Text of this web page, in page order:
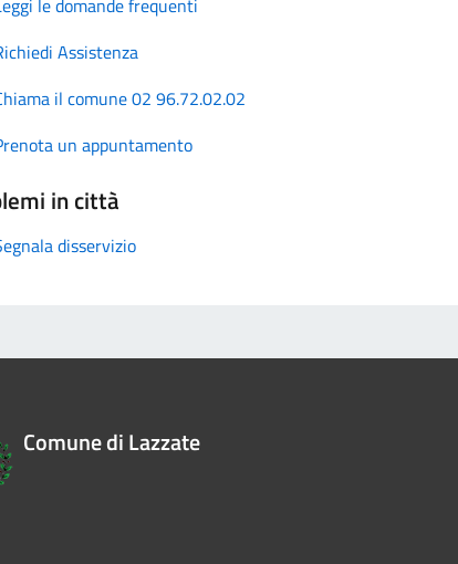
Assistenza
il comune 02 96.72.02.02
un appuntamento
in città
disservizio
Comune di Lazzate